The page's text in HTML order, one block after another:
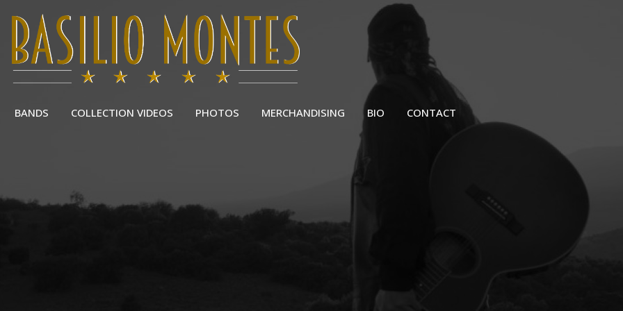
BANDS COLLECTION VIDEOS PHOTOS MERCHANDISING BIO CONTACT